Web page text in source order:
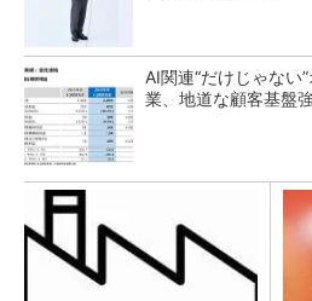
AI関連“だけじゃない
業、地道な顧客基盤